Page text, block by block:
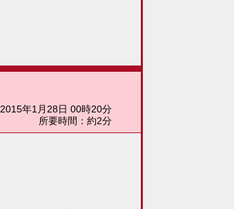
2015年1月28日 00時20分
所要時間：約2分